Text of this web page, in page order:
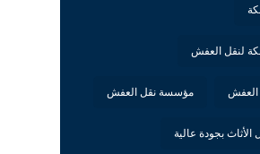
لنقل العفش
العفش مؤسسة نقل العفش
الأثاث بجودة عالية